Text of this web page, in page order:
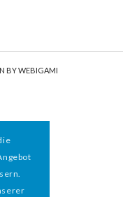
BY WEBIGAMI